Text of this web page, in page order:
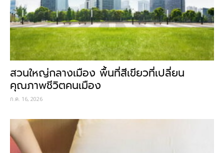
สวนใหญ่กลางเมือง พื้นที่สีเขียวที่เปลี่ยน
คุณภาพชีวิตคนเมือง
ก.ค. 16, 2026